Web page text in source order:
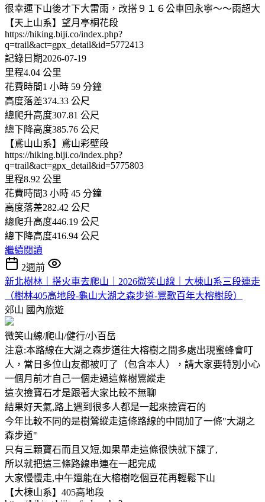
很幸運下山後才下大雷雨，改搭９１６公車回永寧～～雨超大
【天上山系】望月亭桐花段
https://hiking.biji.co/index.php?
q=trail&act=gpx_detail&id=5772413
記錄日期2026-07-19
里程4.04 公里
花費時間1 小時 59 分鐘
高度落差374.33 公尺
總爬升高度307.81 公尺
總下降高度385.76 公尺
【鳶山山系】鳶山彩壁段
https://hiking.biji.co/index.php?
q=trail&act=gpx_detail&id=5775803
里程8.92 公里
花費時間3 小時 45 分鐘
高度落差282.42 公尺
總爬升高度446.19 公尺
總下降高度416.94 公尺
繼續閱讀
2週前
新北樹林｜搭火車去爬山｜2026微笑山線｜大棟山系三段連走
（樹林405高地段-龜山大湖之森步道-鶯歌百年大榕樹段）
郊山 國內旅遊
微笑山線/爬山/健行/小百岳
注意:本路線在大湖之森步道往大榕樹之間多處出現蜜蜂會叮
人，當日多位山友都被叮了（包含本人），請大家要特別小心
一個月前才自己一個走過這條樹鶯縱走
這次撿寶石才是跟著大家比較不無聊
結果好天氣,路上遇到很多人都是一起來撿寶石的
今年比較不同的是樹鶯縱走這條路線的中間加了一條"大湖之
森步道"
只有三顆寶石而且又短,如果單走這條很快就下課了,
所以就把這三條路線串連在一起完成
大家慢慢走,中午還能在大榕樹吃個豆花再輕鬆下山
【大棟山系】405高地段